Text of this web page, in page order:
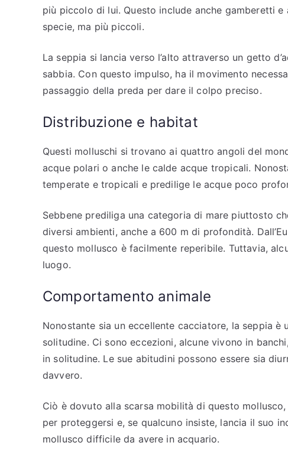
più piccolo di lui. Questo include anche gamberetti
specie, ma più piccoli.
La seppia si lancia verso l’alto attraverso un getto
sabbia. Con questo impulso, ha il movimento
passaggio della preda per dare il colpo preciso.
Distribuzione e habitat
Questi molluschi si trovano ai quattro angoli del
acque polari o anche le calde acque tropicali.
temperate e tropicali e predilige le acque poco
Sebbene prediliga una categoria di mare piuttosto
diversi ambienti, anche a 600 m di profondità.
questo mollusco è facilmente reperibile. Tuttavia,
luogo.
Comportamento animale
Nonostante sia un eccellente cacciatore, la seppia
solitudine. Ci sono eccezioni, alcune vivono in
in solitudine. Le sue abitudini possono essere sia
davvero.
Ciò è dovuto alla scarsa mobilità di questo
per proteggersi e, se qualcuno insiste, lancia il suo
mollusco difficile da avere in acquario.